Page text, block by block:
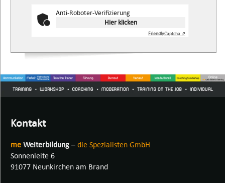
Anti-Roboter-Verifizierung
Hier klicken
FriendlyCaptcha ⇗
Kontakt
me Weiterbildung – die Spezialisten GmbH
Sonnenleite 6
91077 Neunkirchen am Brand